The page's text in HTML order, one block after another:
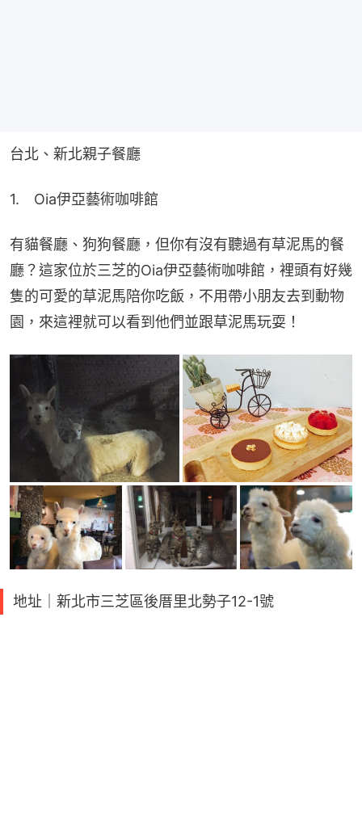
台北、新北親子餐廳
1.　Oia伊亞藝術咖啡館
有貓餐廳、狗狗餐廳，但你有沒有聽過有草泥馬的餐
廳？這家位於三芝的Oia伊亞藝術咖啡館，裡頭有好幾
隻的可愛的草泥馬陪你吃飯，不用帶小朋友去到動物
園，來這裡就可以看到他們並跟草泥馬玩耍！
地址｜新北市三芝區後厝里北勢子12-1號